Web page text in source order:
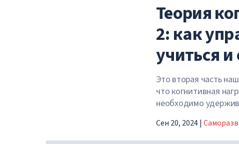
Теория
2: как
учиться
Это вторая часть
что когнитивная
необходимо
Сен 20, 2024|